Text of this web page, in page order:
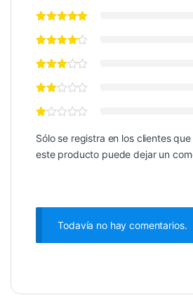
Sólo se registra en los clientes
este producto puede dejar un
Todavía no hay comentarios.